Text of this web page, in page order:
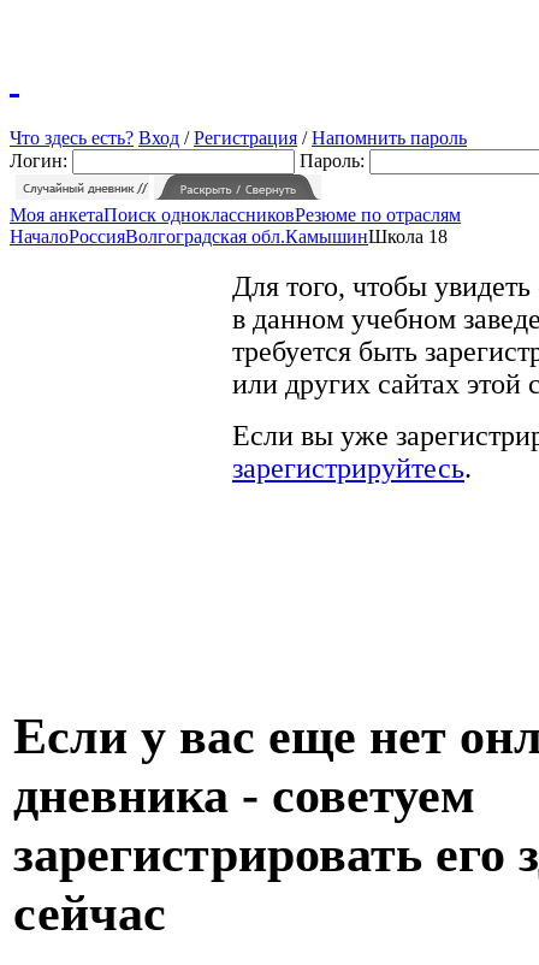
Что здесь есть? Вход /Регистрация /Напомнить пароль
Логин:
Пароль:
Моя анкетаПоиск одноклассниковРезюме по отраслям
НачалоРоссияВолгоградская обл.КамышинШкола 18
Для того, чтобы
в данном учебном
требуется быть
или других сайтах этой
Если вы уже
зарегистрируйтесь.
Если у вас еще нет
дневника - советуем
зарегистрировать его
сейчас